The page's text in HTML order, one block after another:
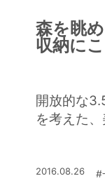
森を眺
収納に
開放的な
を考えた
2016.08.26 #